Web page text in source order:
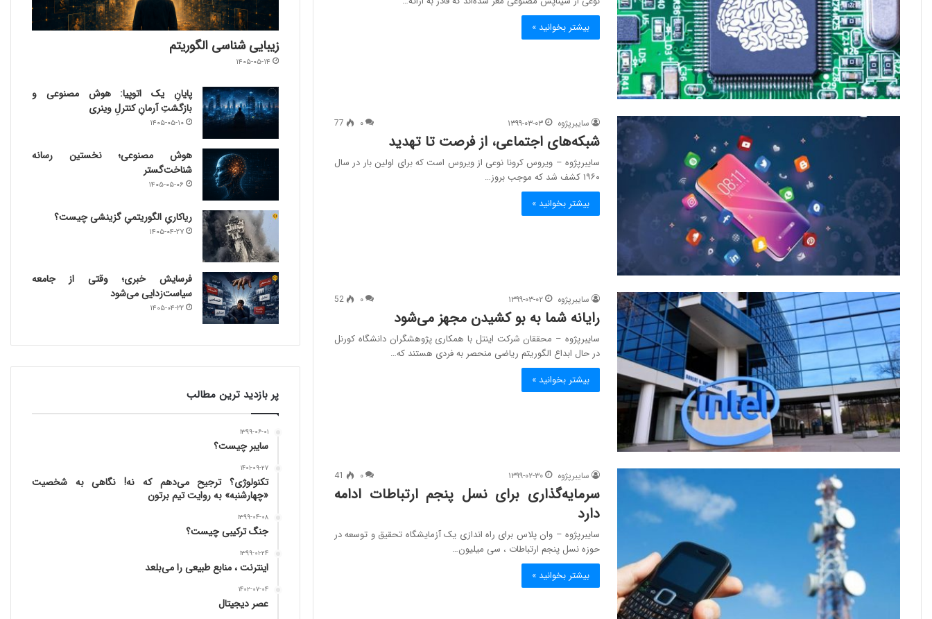
بیشتر بخوانید »
سایبرپژوه ۱۳۹۹-۰۳-۰۳ ۰ 77
شبکه‌های اجتماعی، از فرصت تا تهدید
سایبرپژوه – ویروس کرونا نوعی از ویروس‌ است که برای اولین بار در سال
۱۹۶۰ کشف شد که موجب بروز…
بیشتر بخوانید »
سایبرپژوه ۱۳۹۹-۰۳-۰۲ ۰ 52
رایانه شما به بو کشیدن مجهز می‌شود
سایبرپژوه – محققان شرکت اینتل با همکاری پژوهشگران دانشگاه کورنل
در حال ابداع الگوریتم ریاضی منحصر به فردی هستند که…
بیشتر بخوانید »
سایبرپژوه ۱۳۹۹-۰۲-۳۰ ۰ 41
سرمایه‌گذاری برای نسل پنجم ارتباطات ادامه
دارد
سایبرپژوه – وان پلاس برای راه اندازی یک آزمایشگاه تحقیق و توسعه در
حوزه نسل پنجم ارتباطات ، سی میلیون…
بیشتر بخوانید »
زیبایی شناسی الگوریتم
۱۴۰۵-۰۵-۱۴
پایانِ یک اتوپیا: هوش مصنوعی و
بازگشتِ آرمانِ کنترلِ وینری
۱۴۰۵-۰۵-۱۰
هوش مصنوعی؛ نخستین رسانه
شناخت‌گستر
۱۴۰۵-۰۵-۰۶
ریاکاریِ الگوریتمیِ گزینشی چیست؟
۱۴۰۵-۰۴-۲۷
فرسایش خبری؛ وقتی از جامعه
سیاست‌زدایی می‌شود
۱۴۰۵-۰۴-۲۲
پر بازدید ترین مطالب
۱۳۹۹-۰۶-۰۱
سایبر چیست؟
۱۴۰۱-۰۹-۲۷
تکنولوژی؟ ترجیح می‌دهم که نه! نگاهی به شخصیت
«چهارشنبه» به روایت تیم برتون
۱۳۹۹-۰۴-۰۸
جنگ ترکیبی چیست؟
۱۳۹۹-۰۱-۲۴
اینترنت ، منابع طبیعی را می‌بلعد
۱۴۰۲-۰۷-۰۴
عصر دیجیتال